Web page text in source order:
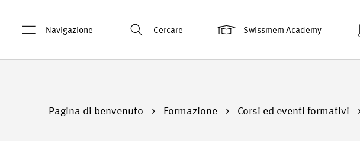
Navigazione Cercare Swissmem Academy
Pagina di benvenuto Formazione Corsi ed eventi formativi